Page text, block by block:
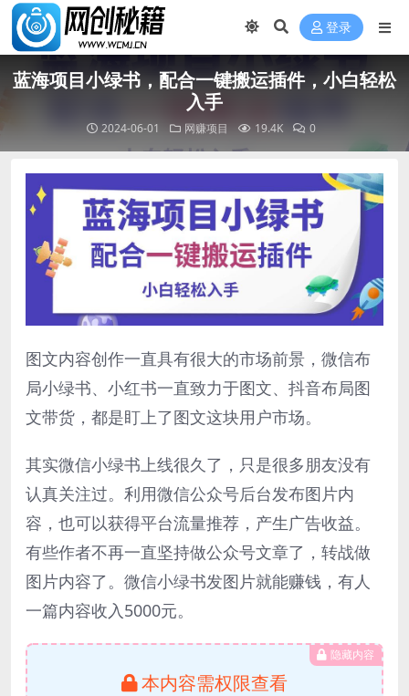
登录
蓝海项目小绿书，配合一键搬运插件，小白轻松
入手
2024-06-01 网赚项目 19.4K 0
图文内容创作一直具有很大的市场前景，微信布
局小绿书、小红书一直致力于图文、抖音布局图
文带货，都是盯上了图文这块用户市场。
其实微信小绿书上线很久了，只是很多朋友没有
认真关注过。利用微信公众号后台发布图片内
容，也可以获得平台流量推荐，产生广告收益。
有些作者不再一直坚持做公众号文章了，转战做
图片内容了。微信小绿书发图片就能赚钱，有人
一篇内容收入5000元。
隐藏内容
本内容需权限查看